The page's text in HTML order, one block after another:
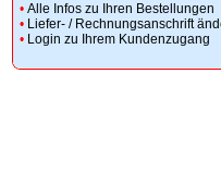
• Alle Infos zu Ihren Bestellungen
• Liefer- / Rechnungsanschrift
• Login zu Ihrem Kundenzugang